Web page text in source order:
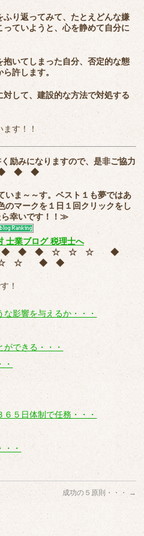
り返ってみて、たとえどんな嫌
ていようと、心を静めて自分に
いてしまった自分、否定的な態
許します。
して、建設的な方法で対処する
ます！！
励みになりますので、是非ご協力
◆ ◆ ◆
ま～～す。ベスト１も夢ではあ
のマークを１日１回クリックをし
ら幸いです！！≫
◆ ◆ ☆ ☆ ☆ ◆
☆ ◆ ◆
！
影響を与えるか・・・
できる・・・
・
５日体制で任務・・・
・
成功の５原則・・・ →